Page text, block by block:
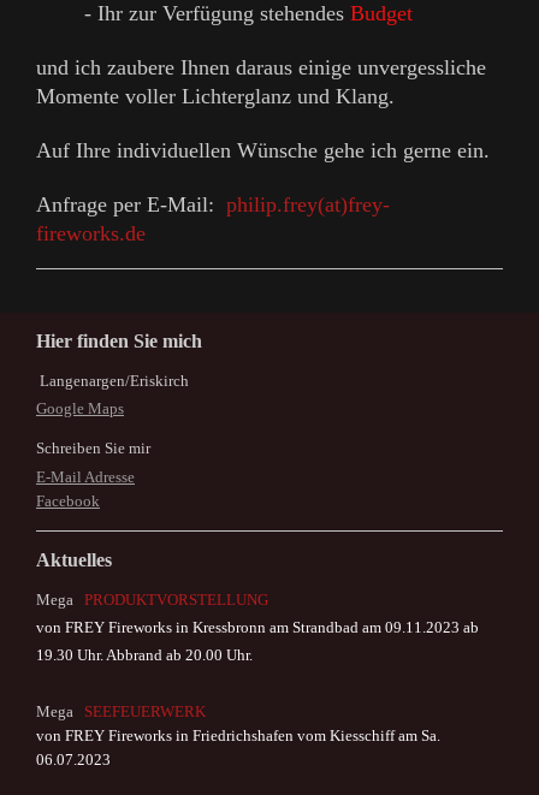
- Ihr zur Verfügung stehendes Budget
und ich zaubere Ihnen daraus einige unvergessliche
Momente voller Lichterglanz und Klang.
Auf Ihre individuellen Wünsche gehe ich gerne ein.
Anfrage per E-Mail: philip.frey(at)frey-
fireworks.de
Hier finden Sie mich
Langenargen/Eriskirch
Google Maps
Schreiben Sie mir
E-Mail Adresse
Facebook
Aktuelles
Mega
PRODUKTVORSTELLUNG
von FREY Fireworks in Kressbronn am Strandbad am 09.11.2023 ab
19.30 Uhr. Abbrand ab 20.00 Uhr.
Mega
SEEFEUERWERK
von FREY Fireworks in Friedrichshafen vom Kiesschiff am Sa.
06.07.2023